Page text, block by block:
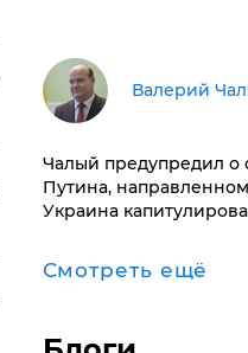
Валерий
Чалый предупредил
Путина,
Украина
Смотреть ещё